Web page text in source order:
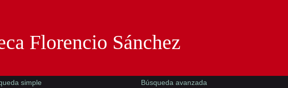
Florencio Sánchez
simple Búsqueda avanzada